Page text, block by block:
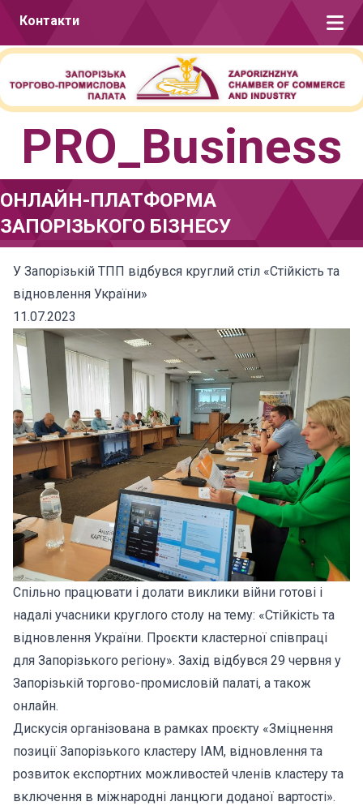
Контакти
PRO_Business
ОНЛАЙН-ПЛАТФОРМА
ЗАПОРІЗЬКОГО БІЗНЕСУ
У Запорізькій ТПП відбувся круглий стіл «Стійкість та
відновлення України»
11.07.2023
Спільно працювати і долати виклики війни готові і
надалі учасники круглого столу на тему: «Стійкість та
відновлення України. Проєкти кластерної співпраці
для Запорізького регіону». Захід відбувся 29 червня у
Запорізькій торгово-промисловій палаті, а також
онлайн.
Дискусія організована в рамках проєкту «Зміцнення
позиції Запорізького кластеру ІАМ, відновлення та
розвиток експортних можливостей членів кластеру та
включення в міжнародні ланцюги доданої вартості».